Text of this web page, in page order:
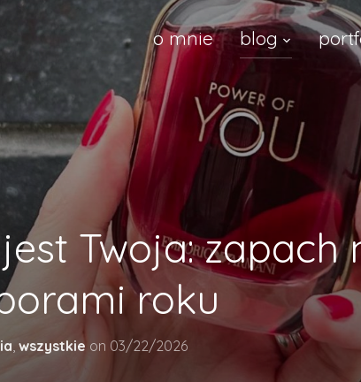
o mnie blog
Twoja:
roku
, wszystkie on 03/22/2026